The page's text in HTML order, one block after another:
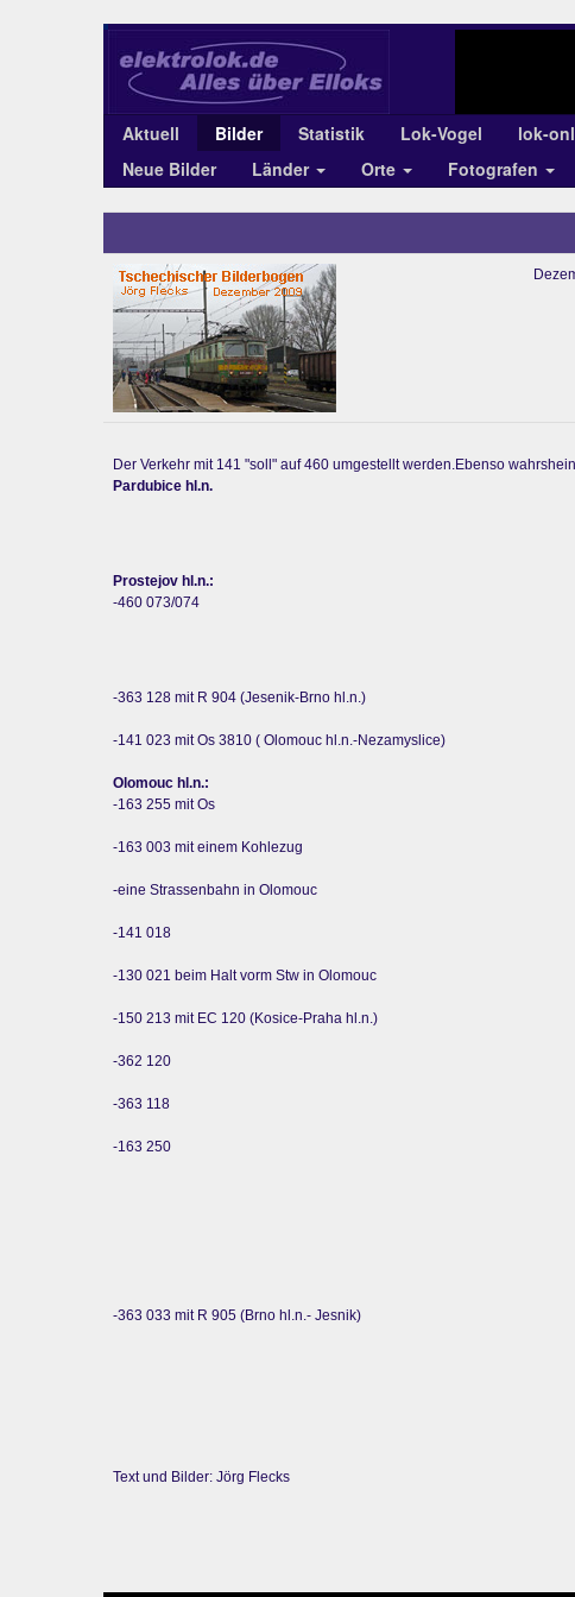
Aktuell Bilder Statistik Lok-Vogel lok-
Neue Bilder
Länder Orte Fotografen
Der Verkehr mit 141 "soll" auf 460 umgestellt werden.Ebenso
Pardubice hl.n.
Prostejov hl.n.:
-460 073/074
-363 128 mit R 904 (Jesenik-Brno hl.n.)
-141 023 mit Os 3810 ( Olomouc hl.n.-Nezamyslice)
Olomouc hl.n.:
-163 255 mit Os
-163 003 mit einem Kohlezug
-eine Strassenbahn in Olomouc
-141 018
-130 021 beim Halt vorm Stw in Olomouc
-150 213 mit EC 120 (Kosice-Praha hl.n.)
-362 120
-363 118
-163 250
-363 033 mit R 905 (Brno hl.n.- Jesnik)
Text und Bilder: Jörg Flecks